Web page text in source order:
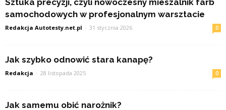
samochodowych w profesjonalnym warsztacie
Redakcja Autotesty.net.pl - 31 stycznia 2026 0
Jak szybko odnowić stara kanapę?
Redakcja - 28 listopada 2025 0
Jak samemu obić narożnik?